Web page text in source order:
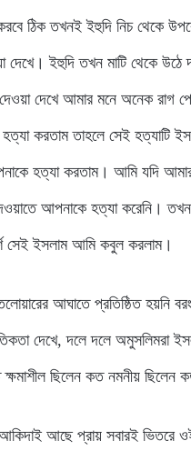
ঠিক তখনই ইহুদি নিচ থেকে
দেখে। ইহুদি তখন মাটি থেকে
দেখে আমার মনে অনেক রাগ
করতাম তাহলে সেই হত্যাটি
হত্যা করতাম। আমি যদি আমার
আপনাকে হত্যা করেনি। তখন
সেই ইসলাম আমি কবুল করলাম।
আঘাতে প্রতিষ্ঠিত হয়নি
দেখে, দলে দলে অমুসলিমরা
ছিলেন কত নমনীয় ছিলেন
আছে প্রায় সবারই ভিতরে